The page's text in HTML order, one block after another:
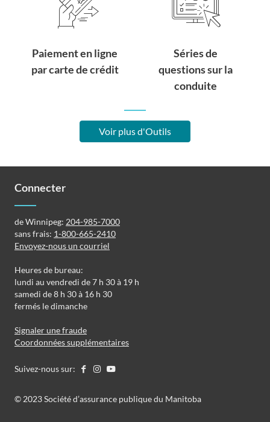
Paiement en ligne
par carte de crédit
Séries de
questions sur la
conduite
Voir plus d'Outils
Connecter
de Winnipeg: 204-985-7000
sans frais: 1-800-665-2410
Envoyez-nous un courriel
Heures de bureau:
lundi au vendredi de 7 h 30 à 19 h
samedi de 8 h 30 à 16 h 30
fermés le dimanche
Signaler une fraude
Coordonnées supplémentaires
Suivez-nous sur:
©️️ 2023 Société d’assurance publique du Manitoba